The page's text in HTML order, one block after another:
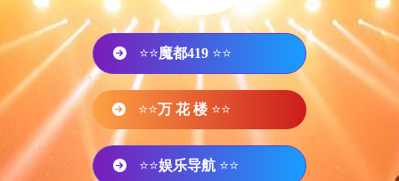
⭐⭐魔都419 ⭐⭐
⭐⭐万 花 楼 ⭐⭐
⭐⭐娱乐导航 ⭐⭐